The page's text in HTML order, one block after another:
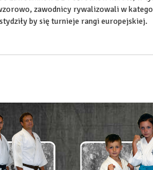
zawodnicy rywalizowali w
by się turnieje rangi europejskiej.